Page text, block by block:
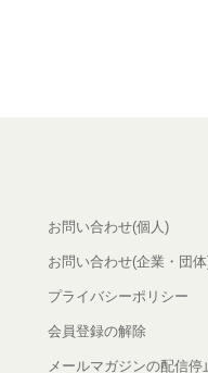
お問い合わせ(個人)
お問い合わせ(企業・団
プライバシーポリシー
会員登録の解除
メールマガジンの配信停